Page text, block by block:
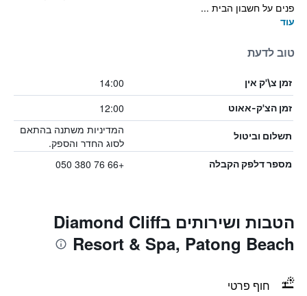
פנים על חשבון הבית ...
עוד
טוב לדעת
זמן צ\'ק אין 14:00
זמן הצ'ק-אאוט 12:00
תשלום וביטול
המדיניות משתנה בהתאם
לסוג החדר והספק.
מספר דלפק הקבלה +66 76 380 050
הטבות ושירותים בDiamond Cliff
Resort & Spa, Patong Beach
חוף פרטי